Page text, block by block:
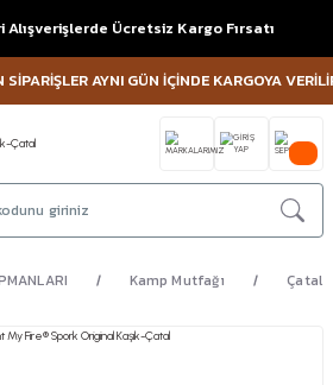
Alışverişlerde Ücretsiz Kargo Fırsatı
AYNI GÜN İÇİNDE KARGOYA VERİLİR !
Kamp Mutfağı Çatal